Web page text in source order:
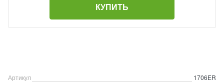
КУПИТЬ
Артикул
1706ER